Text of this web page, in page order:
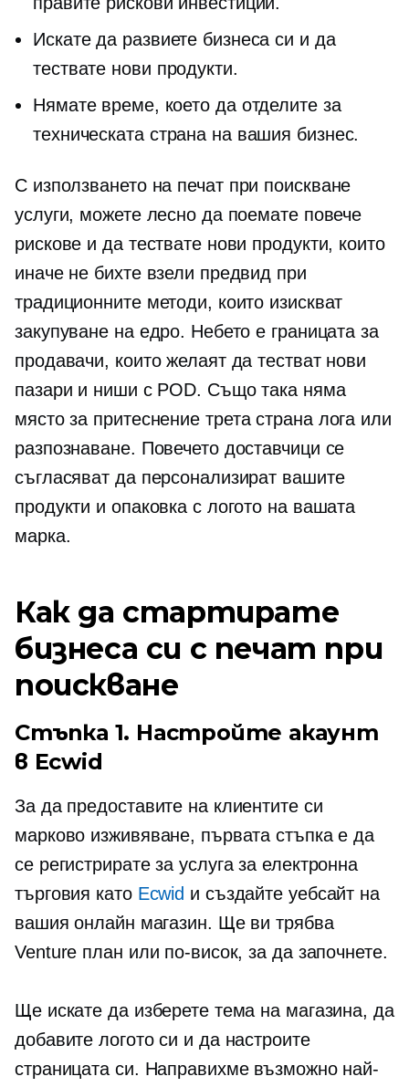
Искате да развиете бизнеса си и да
тествате нови продукти.
Нямате време, което да отделите за
техническата страна на вашия бизнес.
С използването на печат при поискване
услуги, можете лесно да поемате повече
рискове и да тествате нови продукти, които
иначе не бихте взели предвид при
традиционните методи, които изискват
закупуване на едро. Небето е границата за
продавачи, които желаят да тестват нови
пазари и ниши с POD. Също така няма
място за притеснение трета страналога или
разпознаване. Повечето доставчици се
съгласяват да персонализират вашите
продукти и опаковка с логото на вашата
марка.
Как да стартирате
бизнеса си с печат при
поискване
Стъпка 1. Настройте акаунт
в Ecwid
За да предоставите на клиентите си
марково изживяване, първата стъпка е да
се регистрирате за услуга за електронна
търговия катоEcwid и създайте уебсайт на
вашия онлайн магазин. Ще ви трябва
Venture план или по-висок, за да започнете.
Ще искате да изберете тема на магазина, да
добавите логото си и да настроите
страницата си. Направихме възможно най-